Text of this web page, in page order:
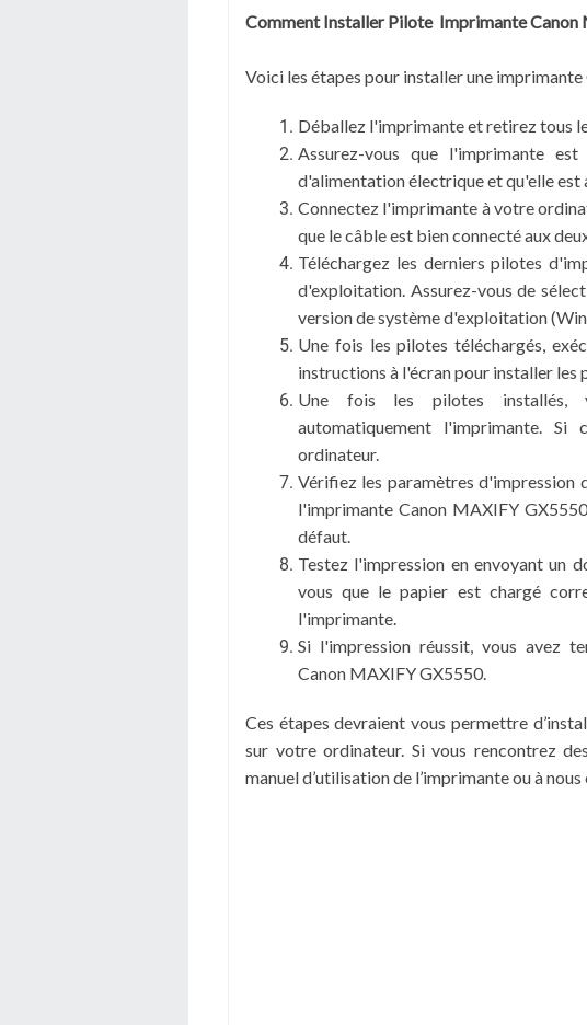
Comment Installer Pilote Imprimante Canon
Voici les étapes pour installer une
Déballez l'imprimante et retirez tous
Assurez-vous que l'imprimante
d'alimentation électrique et qu'elle est
Connectez l'imprimante à votre
que le câble est bien connecté aux
Téléchargez les derniers pilotes
d'exploitation. Assurez-vous de
version de système d'exploitation
Une fois les pilotes téléchargés,
instructions à l'écran pour installer les
Une fois les pilotes installés,
automatiquement l'imprimante.
ordinateur.
Vérifiez les paramètres d'impression
l'imprimante Canon MAXIFY
défaut.
Testez l'impression en envoyant un
vous que le papier est chargé
l'imprimante.
Si l'impression réussit, vous avez
Canon MAXIFY GX5550.
Ces étapes devraient vous permettre
sur votre ordinateur. Si vous rencontrez
manuel d’utilisation de l’imprimante ou à